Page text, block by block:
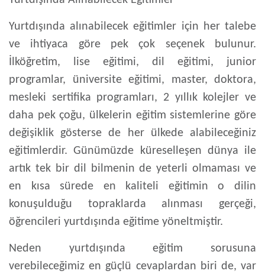
Yurtdışında alınabilecek eğitimler için her talebe
ve ihtiyaca göre pek çok seçenek bulunur.
İlköğretim, lise eğitimi, dil eğitimi, junior
programlar, üniversite eğitimi, master, doktora,
mesleki sertifika programları, 2 yıllık kolejler ve
daha pek çoğu, ülkelerin eğitim sistemlerine göre
değişiklik gösterse de her ülkede alabileceğiniz
eğitimlerdir. Günümüzde küreselleşen dünya ile
artık tek bir dil bilmenin de yeterli olmaması ve
en kısa sürede en kaliteli eğitimin o dilin
konuşulduğu topraklarda alınması gerçeği,
öğrencileri yurtdışında eğitime yöneltmiştir.
Neden yurtdışında eğitim sorusuna
verebileceğimiz en güçlü cevaplardan biri de, var